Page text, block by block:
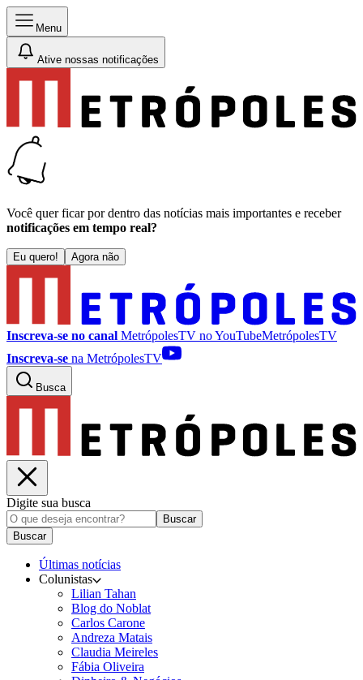
Menu
Ative nossas notificações
Você quer ficar por dentro das notícias mais importantes e receber
notificações em tempo real?
Eu quero! Agora não
Inscreva-se no canal MetrópolesTV noYouTubeMetrópolesTV
Inscreva-se na MetrópolesTV
Busca
Digite sua busca
Buscar
Buscar
Últimas notícias
Colunistas
Lilian Tahan
Blog do Noblat
Carlos Carone
Andreza Matais
Claudia Meireles
Fábia Oliveira